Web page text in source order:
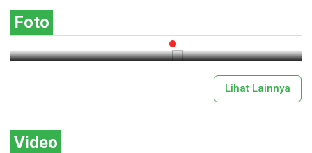
Foto
Lihat Lainnya
Video